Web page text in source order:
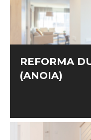
REFORMA
(ANOIA)